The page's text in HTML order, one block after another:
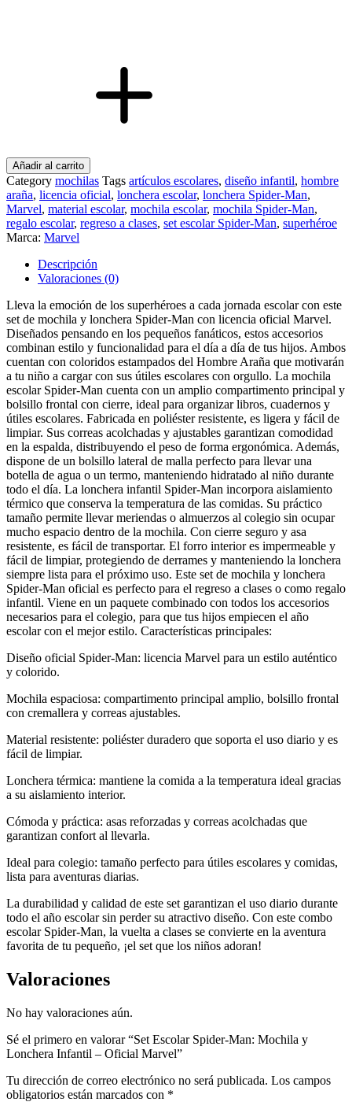
Añadir al carrito
Category mochilas Tags artículos escolares, diseño infantil, hombre
araña, licencia oficial, lonchera escolar, lonchera Spider-Man,
Marvel, material escolar, mochila escolar, mochila Spider-Man,
regalo escolar, regreso a clases, set escolar Spider-Man, superhéroe
Marca: Marvel
Descripción
Valoraciones (0)
Lleva la emoción de los superhéroes a cada jornada escolar con este
set de mochila y lonchera Spider-Man con licencia oficial Marvel.
Diseñados pensando en los pequeños fanáticos, estos accesorios
combinan estilo y funcionalidad para el día a día de tus hijos. Ambos
cuentan con coloridos estampados del Hombre Araña que motivarán
a tu niño a cargar con sus útiles escolares con orgullo. La mochila
escolar Spider-Man cuenta con un amplio compartimento principal y
bolsillo frontal con cierre, ideal para organizar libros, cuadernos y
útiles escolares. Fabricada en poliéster resistente, es ligera y fácil de
limpiar. Sus correas acolchadas y ajustables garantizan comodidad
en la espalda, distribuyendo el peso de forma ergonómica. Además,
dispone de un bolsillo lateral de malla perfecto para llevar una
botella de agua o un termo, manteniendo hidratado al niño durante
todo el día. La lonchera infantil Spider-Man incorpora aislamiento
térmico que conserva la temperatura de las comidas. Su práctico
tamaño permite llevar meriendas o almuerzos al colegio sin ocupar
mucho espacio dentro de la mochila. Con cierre seguro y asa
resistente, es fácil de transportar. El forro interior es impermeable y
fácil de limpiar, protegiendo de derrames y manteniendo la lonchera
siempre lista para el próximo uso. Este set de mochila y lonchera
Spider-Man oficial es perfecto para el regreso a clases o como regalo
infantil. Viene en un paquete combinado con todos los accesorios
necesarios para el colegio, para que tus hijos empiecen el año
escolar con el mejor estilo. Características principales:
Diseño oficial Spider-Man: licencia Marvel para un estilo auténtico
y colorido.
Mochila espaciosa: compartimento principal amplio, bolsillo frontal
con cremallera y correas ajustables.
Material resistente: poliéster duradero que soporta el uso diario y es
fácil de limpiar.
Lonchera térmica: mantiene la comida a la temperatura ideal gracias
a su aislamiento interior.
Cómoda y práctica: asas reforzadas y correas acolchadas que
garantizan confort al llevarla.
Ideal para colegio: tamaño perfecto para útiles escolares y comidas,
lista para aventuras diarias.
La durabilidad y calidad de este set garantizan el uso diario durante
todo el año escolar sin perder su atractivo diseño. Con este combo
escolar Spider-Man, la vuelta a clases se convierte en la aventura
favorita de tu pequeño, ¡el set que los niños adoran!
Valoraciones
No hay valoraciones aún.
Sé el primero en valorar “Set Escolar Spider-Man: Mochila y
Lonchera Infantil – Oficial Marvel”
Tu dirección de correo electrónico no será publicada. Los campos
obligatorios están marcados con *